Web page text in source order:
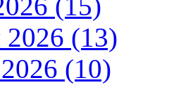
2026 (13)
(10)